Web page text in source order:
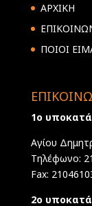
ΑΡΧΙΚΗ
ΠΟΙΟΙ
1ο
Αγίου
Τηλέφωνο:
Fax:
2ο